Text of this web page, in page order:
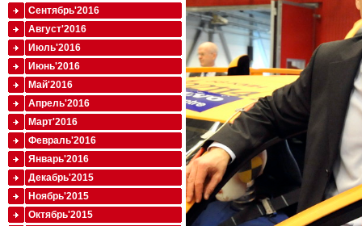
Сентябрь'2016
Август'2016
Июль'2016
Июнь'2016
Май'2016
Апрель'2016
Март'2016
Февраль'2016
Январь'2016
Декабрь'2015
Ноябрь'2015
Октябрь'2015